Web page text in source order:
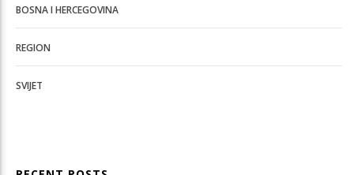
BOSNA I HERCEGOVINA
REGION
SVIJET